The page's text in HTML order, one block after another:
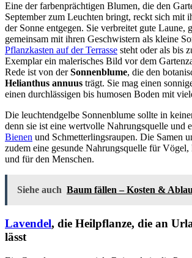
Eine der farbenprächtigen Blumen, die den
September zum Leuchten bringt, reckt sich mit
der Sonne entgegen. Sie verbreitet gute Laune,
gemeinsam mit ihren Geschwistern als kleine
Pflanzkasten auf der Terrasse steht oder als bis
Exemplar ein malerisches Bild vor dem
Rede ist von derSonnenblume, die den
Helianthus annuus trägt. Sie mag einen
einen durchlässigen bis humosen Boden mit
Die leuchtendgelbe Sonnenblume sollte in
denn sie ist eine wertvolle Nahrungsquelle und
Bienen und Schmetterlingsraupen. Die Samen
zudem eine gesunde Nahrungsquelle für Vögel,
und für den Menschen.
Siehe auch Baum fällen – Kosten &
Lavendel, die Heilpflanze, die an
lässt